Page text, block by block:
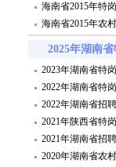
海南省2015年特
海南省2015年农
2025年湖南
2023年湖南省特
2022年湖南省特
2022年湖南省招
2021年陕西省特
2021年湖南省招
2020年湖南省农